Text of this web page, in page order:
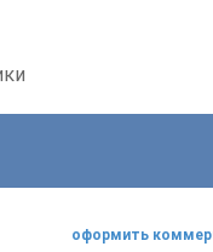
оформить